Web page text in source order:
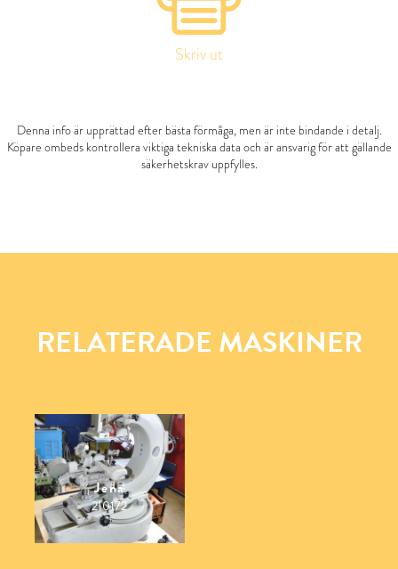
Skriv ut
Denna info är upprättad efter bästa förmåga, men är inte bindande i detalj.
Köpare ombeds kontrollera viktiga tekniska data och är ansvarig för att gällande
säkerhetskrav uppfylles.
RELATERADE MASKINER
Jena
210172